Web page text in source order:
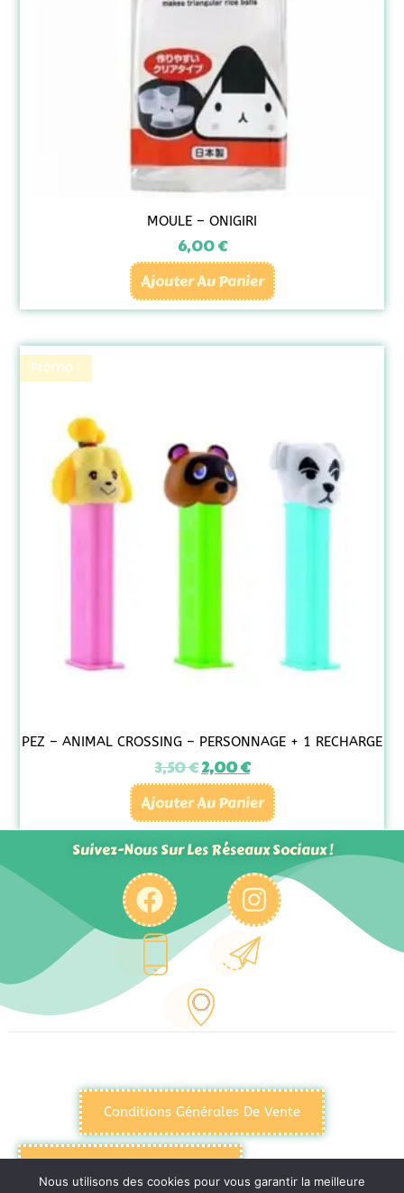
MOULE – ONIGIRI
6,00€
Ajouter Au Panier
Promo !
PEZ – ANIMAL CROSSING – PERSONNAGE + 1 RECHARGE
3,50€2,00€
Ajouter Au Panier
Suivez-Nous Sur Les Réseaux Sociaux !
Conditions Générales De Vente
Nous utilisons des cookies pour vous garantir la meilleure